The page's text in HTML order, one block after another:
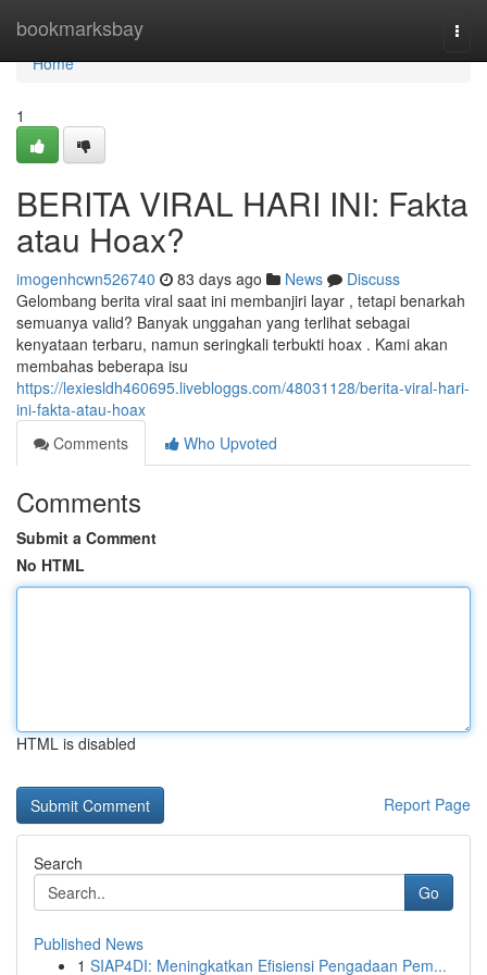
bookmarksbay
Home
Home
1
BERITA VIRAL HARI INI: Fakta
atau Hoax?
imogenhcwn526740 83 days ago News
Discuss
Gelombang berita viral saat ini membanjiri layar , tetapi benarkah
semuanya valid? Banyak unggahan yang terlihat sebagai
kenyataan terbaru, namun seringkali terbukti hoax . Kami akan
membahas beberapa isu
https://lexiesldh460695.livebloggs.com/48031128/berita-viral-hari-
ini-fakta-atau-hoax
Comments
Who Upvoted
Comments
Submit a Comment
No HTML
HTML is disabled
Report Page
Search
Go
Published News
1 SIAP4DI: Meningkatkan Efisiensi Pengadaan Pem...